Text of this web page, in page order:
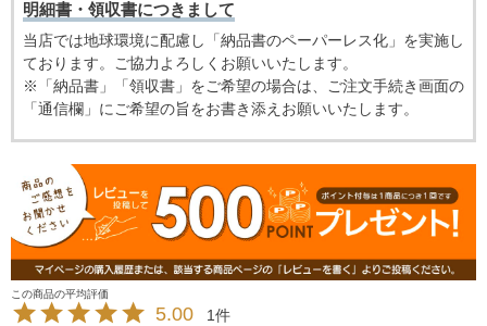
明細書・領収書につきまして
当店では地球環境に配慮し「納品書のペーパーレス化」を実施し
ております。ご協力よろしくお願いいたします。
※「納品書」「領収書」をご希望の場合は、ご注文手続き画面の
「通信欄」にご希望の旨をお書き添えお願いいたします。
5.00 1